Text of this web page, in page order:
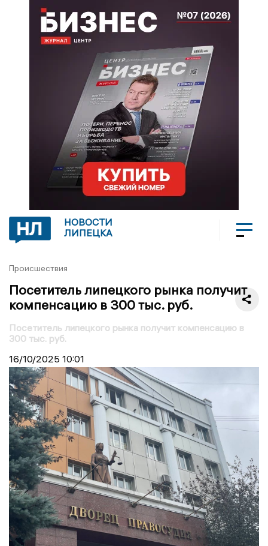
НОВОСТИ
ЛИПЕЦКА
Происшествия
Посетитель липецкого рынка получит
компенсацию в 300 тыс. руб.
Посетитель липецкого рынка получит компенсацию в
300 тыс. руб.
16/10/2025 10:01